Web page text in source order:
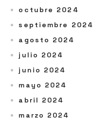
octubre 2024
septiembre 2024
agosto 2024
julio 2024
junio 2024
mayo 2024
abril 2024
marzo 2024